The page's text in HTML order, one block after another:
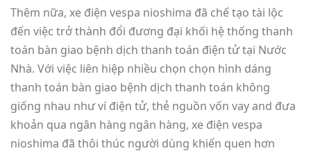
Thêm nữa, xe điện vespa nioshima đã chế tạo tài lộc
đến việc trở thành đổi đương đại khối hệ thống thanh
toán bàn giao bệnh dịch thanh toán điện tử tại Nước
Nhà. Với việc liên hiệp nhiều chọn chọn hình dáng
thanh toán bàn giao bệnh dịch thanh toán không
giống nhau như ví điện tử, thẻ nguồn vốn vay and đưa
khoản qua ngân hàng ngân hàng, xe điện vespa
nioshima đã thôi thúc người dùng khiến quen hơn